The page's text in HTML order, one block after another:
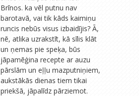
Brīnos. ka vēl putnu nav
barotavā, vai tik kāds kaimiņu
runcis nebūs visus izbaidījis? Ā,
nē, atlika uzrakstīt, kā sīlis klāt
un ņemas pie speķa, būs
jāpamēģina recepte ar auzu
pārslām un eļļu mazputniņiem,
aukstākās dienas tiem tikai
priekšā, jāpalīdz pārziemot.